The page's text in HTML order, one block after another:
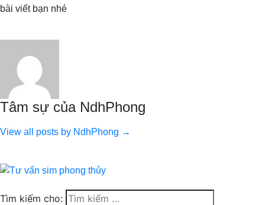
bài viết bạn nhé
Tâm sự của NdhPhong
View all posts by NdhPhong →
Tìm kiếm cho: